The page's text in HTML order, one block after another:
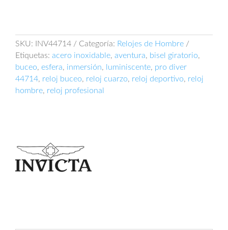
SKU: INV44714 Categoría: Relojes de Hombre
Etiquetas: acero inoxidable, aventura, bisel giratorio,
buceo, esfera, inmersión, luminiscente, pro diver
44714, reloj buceo, reloj cuarzo, reloj deportivo, reloj
hombre, reloj profesional